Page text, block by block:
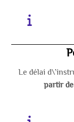
Le délai
partir